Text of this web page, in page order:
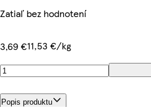
Zatiaľ bez hodnotení
3,69 €11,53 €/kg
Popis produktu